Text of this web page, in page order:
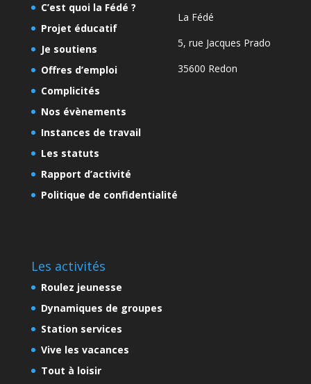
C’est quoi la Fédé ?
Projet éducatif
Je soutiens
Offres d’emploi
Complicités
Nos évènements
Instances de travail
Les statuts
Rapport d’activité
Politique de confidentialité
La Fédé
5, rue Jacques Prado
35600 Redon
Les activités
Roulez jeunesse
Dynamiques de groupes
Station services
Vive les vacances
Tout à loisir